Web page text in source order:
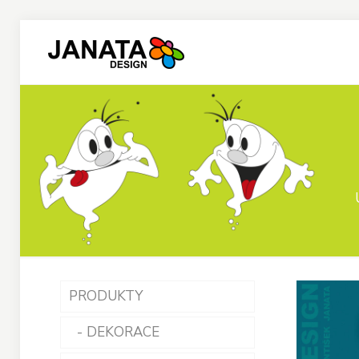
PRODUKTY
DEKORACE